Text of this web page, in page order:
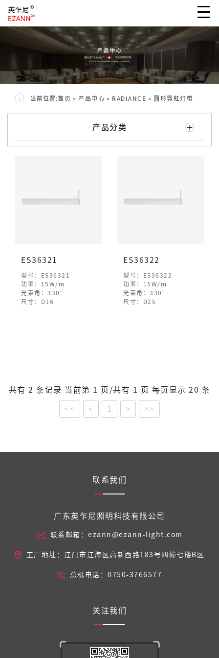
当前位置:首页 » 产品中心 » RADIANCE » 圆形霓虹灯带
产品分类
ES36321
型号：ES36321
功率：15W/m
光束角：330°
尺寸：D16
ES36322
型号：ES36322
功率：15W/m
光束角：330°
尺寸：D25
共有 2 条记录 当前第 1 页/共有 1 页 每页显示 20 条
<< < 1 > >>
联系我们
广东英乍尼照明科技有限公司
联系邮箱：ezann@ezann-light.com
工厂地址：江门市江海区高新西路183号四幢七楼B区
总机电话：0750-3766577
关注我们